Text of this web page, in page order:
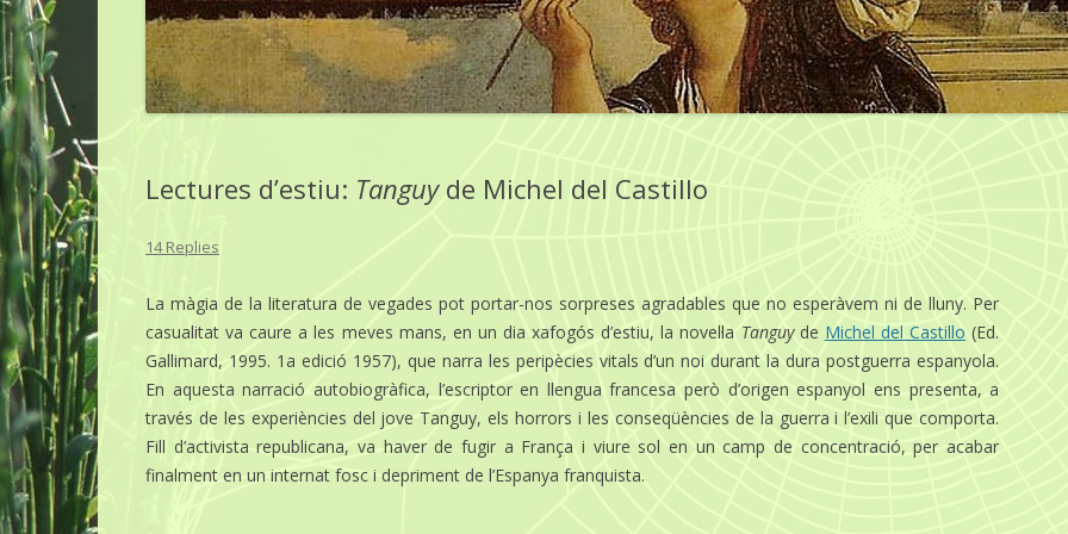
Lectures d’estiu: Tanguyde Michel del Castillo
14 Replies
La màgia de la literatura de vegades pot portar-nos sorpreses agradables que no esperàvem ni de lluny. Per
casualitat va caure a les meves mans, en un dia xafogós d’estiu, la novel·la Tanguyde Michel del Castillo (Ed.
Gallimard, 1995. 1a edició 1957), que narra les peripècies vitals d’un noi durant la dura postguerra espanyola.
En aquesta narració autobiogràfica, l’escriptor en llengua francesa però d’origen espanyol ens presenta, a
través de les experiències del jove Tanguy, els horrors i les conseqüències de la guerra i l’exili que comporta.
Fill d’activista republicana, va haver de fugir a França i viure sol en un camp de concentració, per acabar
finalment en un internat fosc i depriment de l’Espanya franquista.